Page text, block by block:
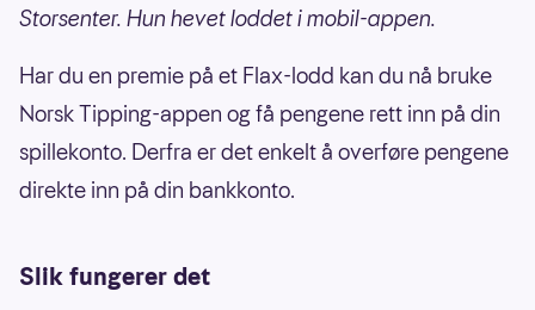
Storsenter. Hun hevet loddet i mobil-appen.
Har du en premie på et Flax-lodd kan du nå bruke
Norsk Tipping-appen og få pengene rett inn på din
spillekonto. Derfra er det enkelt å overføre pengene
direkte inn på din bankkonto.
Slik fungerer det